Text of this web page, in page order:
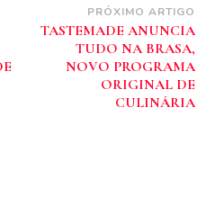
PRÓXIMO ARTIGO
TASTEMADE ANUNCIA
TUDO NA BRASA,
NOVO PROGRAMA
ORIGINAL DE
CULINÁRIA